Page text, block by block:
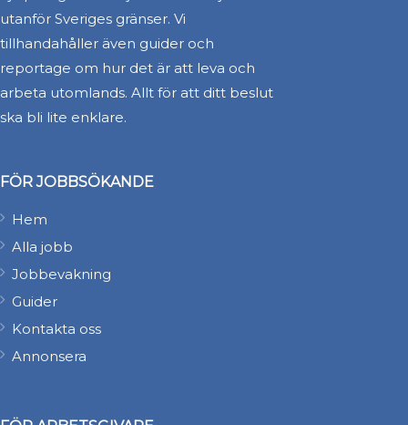
utanför Sveriges gränser. Vi
tillhandahåller även guider och
reportage om hur det är att leva och
arbeta utomlands. Allt för att ditt beslut
ska bli lite enklare.
FÖR JOBBSÖKANDE
Hem
Alla jobb
Jobbevakning
Guider
Kontakta oss
Annonsera